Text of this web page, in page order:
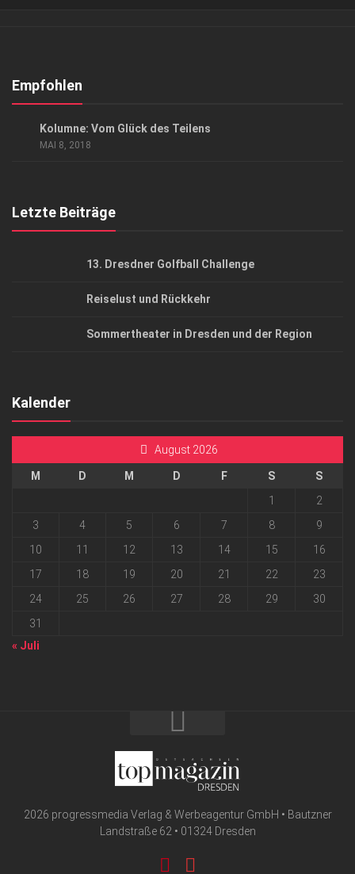
Kontakt, Impressum
Empfohlen
Kolumne: Vom Glück des Teilens
MAI 8, 2018
Letzte Beiträge
13. Dresdner Golfball Challenge
Reiselust und Rückkehr
Sommertheater in Dresden und der Region
Kalender
August 2026
M D M D F S
S
1
2
3
4 5 6 7 8
9
10
11 12 13 14 15
16
17
18 19 20 21 22
23
24
25 26 27 28 29
30
31
« Juli
2026 progressmedia Verlag & Werbeagentur GmbH • Bautzner
Landstraße 62 • 01324 Dresden